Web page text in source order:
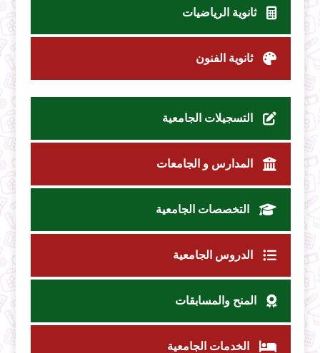
ثانوية الرياضيات
ثانوية الفنون
التسجيلات الجامعية
المدارس و الجامعات
التخصصات الجامعية
الدروس الجامعية
المنح والمسابقات
الخدمات الجامعية